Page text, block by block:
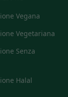
Vegana
Vegetariana
Senza
Halal